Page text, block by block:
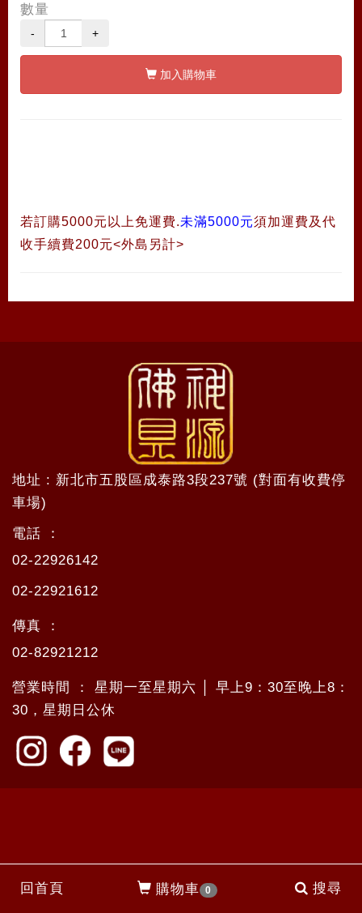
回首頁 購物車 0 搜尋
數量
- +
加入購物車
若訂購5000元以上免運費.未滿5000元須加運費及代
收手續費200元<外島另計>
地址 : 新北市五股區成泰路3段237號 (對面有收費停
車場)
電話 ：
02-22926142
02-22921612
傳真 ：
02-82921212
營業時間 ： 星期一至星期六 │ 早上9：30至晚上8：
30，星期日公休